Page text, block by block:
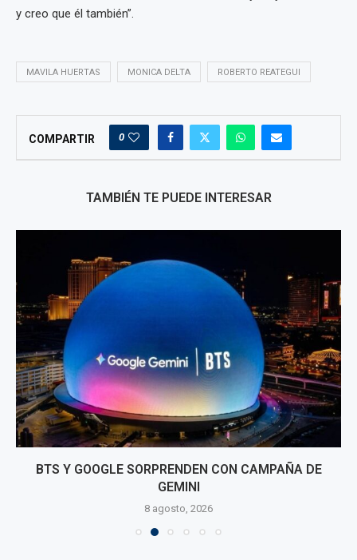
y creo que él también”.
MAVILA HUERTAS MONICA DELTA ROBERTO REATEGUI
COMPARTIR 0
TAMBIÉN TE PUEDE INTERESAR
BTS Y GOOGLE SORPRENDEN CON CAMPAÑA DE
GEMINI
8 agosto, 2026